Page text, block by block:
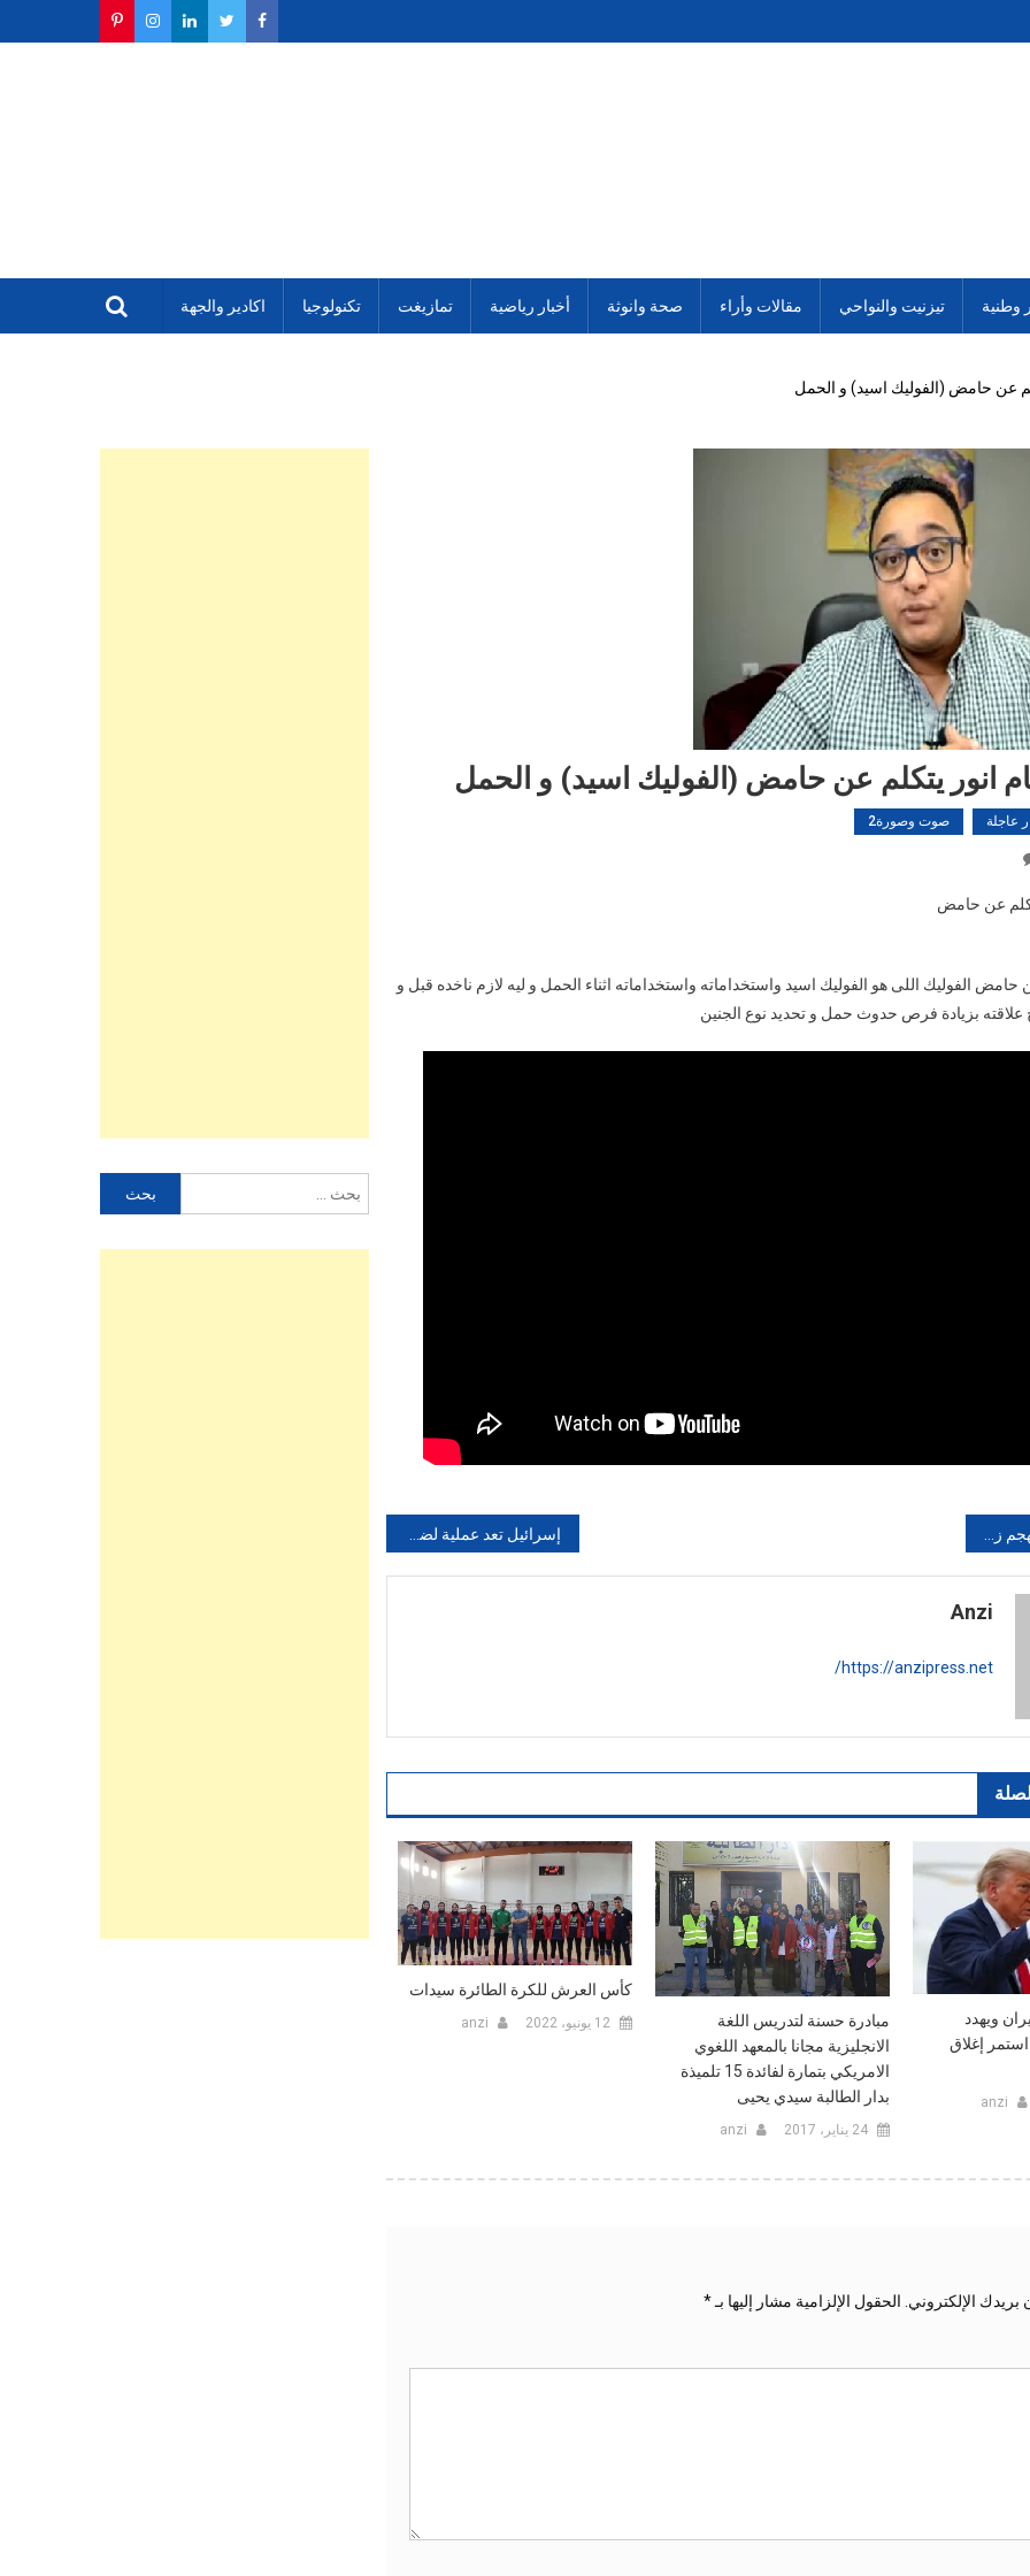
وطنية تيزنيت والنواحي مقالات وأراء صحة وانوثة أخبار رياضية تمازيغت تكنولوجيا اكادير والجهة
عن حامض (الفوليك اسيد) و الحمل
انور يتكلم عن حامض (الفوليك اسيد) و الحمل
عاجلة صوت وصورة2
بسام
عن
حامض
عن حامض
حامض الفوليك اللى هو الفوليك اسيد واستخداماته واستخداماته اثناء الحمل و ليه لازم ناخده قبل و
علاقته بزيادة فرص حدوث حمل و تحديد نوع الجنين
70 درهم
Anzi
https://anzipress.net/
ويهدد
إغلاق
anzi
مبادرة حسنة لتدريس اللغة
الانجليزية مجانا بالمعهد اللغوي
الامريكي بتمارة لفائدة 15 تلميذة
بدار الطالبة سيدي يحيى
24 يناير، 2017 anzi
كأس العرش للكرة الطائرة سيدات
12 يونيو، 2022 anzi
الإلكتروني. الحقول الإلزامية مشار إليها بـ*
عن: